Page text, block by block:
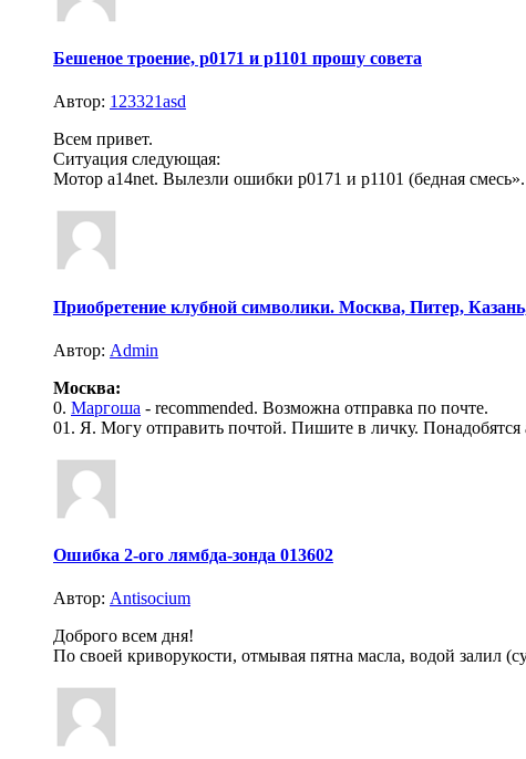
Бешеное троение, p0171 и p1101 прошу совета
Автор: 123321asd
Всем привет.
Ситуация следующая:
Мотор a14net. Вылезли ошибки p0171 и p1101 (бедная
Приобретение клубной символики. Москва, Питер,
Автор: Admin
Москва:
0. Маргоша - recommended. Возможна отправка по почте.
01. Я. Могу отправить почтой. Пишите в личку.
Ошибка 2-ого лямбда-зонда 013602
Автор: Antisocium
Доброго всем дня!
По своей криворукости, отмывая пятна масла, водой залил